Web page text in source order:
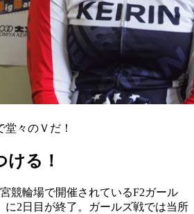
々のＶだ！
ける！
競輪場で開催されているF2ガール
に2日目が終了。ガールズ戦では当所